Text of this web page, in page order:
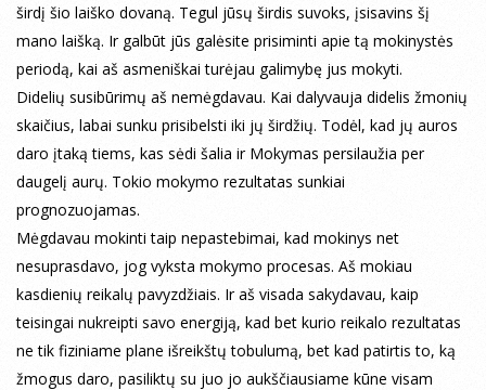
širdį šio laiško dovaną. Tegul jūsų širdis suvoks, įsisavins šį
mano laišką. Ir galbūt jūs galėsite prisiminti apie tą mokinystės
periodą, kai aš asmeniškai turėjau galimybę jus mokyti.
Didelių susibūrimų aš nemėgdavau. Kai dalyvauja didelis žmonių
skaičius, labai sunku prisibelsti iki jų širdžių. Todėl, kad jų auros
daro įtaką tiems, kas sėdi šalia ir Mokymas persilaužia per
daugelį aurų. Tokio mokymo rezultatas sunkiai
prognozuojamas.
Mėgdavau mokinti taip nepastebimai, kad mokinys net
nesuprasdavo, jog vyksta mokymo procesas. Aš mokiau
kasdienių reikalų pavyzdžiais. Ir aš visada sakydavau, kaip
teisingai nukreipti savo energiją, kad bet kurio reikalo rezultatas
ne tik fiziniame plane išreikštų tobulumą, bet kad patirtis to, ką
žmogus daro, pasiliktų su juo jo aukščiausiame kūne visam